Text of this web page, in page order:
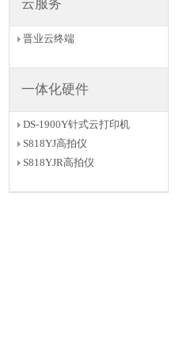
云服务
晋业云终端
一体化硬件
DS-1900Y针式云打印机
S818YJ高拍仪
S818YJR高拍仪